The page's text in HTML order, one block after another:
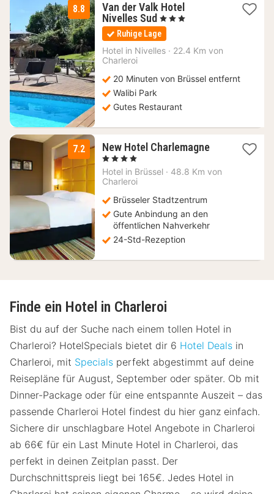
8.8
Van der Valk Hotel
Nivelles Sud 1
Nacht
ab
99
, 3 Sterne
Ruhige Lage
Hotel in Nivelles · 22.4 Km von
Charleroi
20 Minuten von Brüssel entfernt
Walibi Park
Gutes Restaurant
7.2 New Hotel Charlemagne1
ab
, 4 Sterne
Hotel in Brüssel · 48.8 Km von
Charleroi
Brüsseler Stadtzentrum
Gute Anbindung an den
öffentlichen Nahverkehr
24-Std-Rezeption
Finde ein Hotel in Charleroi
Bist du auf der Suche nach einem tollen Hotel in
Charleroi? HotelSpecials bietet dir 6 Hotel Deals in
Charleroi, mit Specials perfekt abgestimmt auf deine
Reisepläne für August, September oder später. Ob mit
Dinner-Package oder für eine entspannte Auszeit – das
passende Charleroi Hotel findest du hier ganz einfach.
Sichere dir unschlagbare Hotel Angebote in Charleroi
ab 66€ für ein Last Minute Hotel in Charleroi, das
perfekt in deinen Zeitplan passt. Der
Durchschnittspreis liegt bei 165€. Jedes Hotel in